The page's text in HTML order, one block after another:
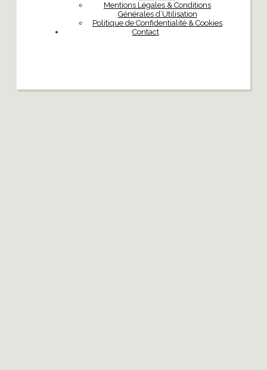
Mentions Légales & Conditions
Générales d’Utilisation
Politique de Confidentialité & Cookies
Contact